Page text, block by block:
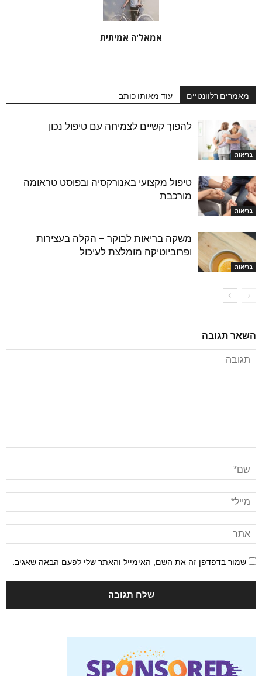
אמאל'ה אמיתית
מאמרים רלוונטיים עוד מאותו כותב
בריאות
להפוך קשיים לצמיחה עם טיפול נכון
בריאות
טיפול מקצועי באנורקסיה ובפוסט טראומה
מורכבת
בריאות
משקה בריאות לבוקר – הקלה בעצירות
ופרוביוטיקה מומלצת לעיכול
השאר תגובה
שמור בדפדפן זה את השם, האימייל והאתר שלי לפעם הבאה שאגיב.